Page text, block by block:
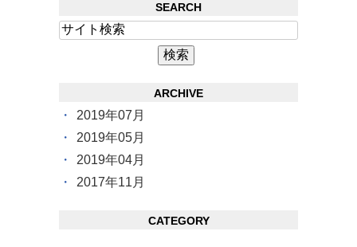
SEARCH
ARCHIVE
2019年07月
2019年05月
2019年04月
2017年11月
CATEGORY